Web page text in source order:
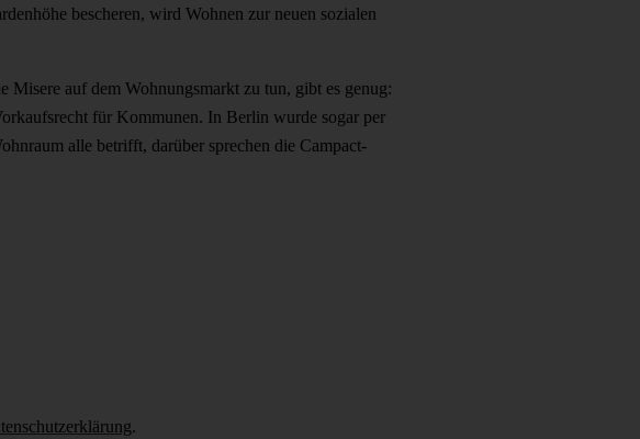
bescheren, wird Wohnen zur neuen sozialen
Misere auf dem Wohnungsmarkt zu tun, gibt es genug:
für Kommunen. In Berlin wurde sogar per
alle betrifft, darüber sprechen die Campact-
.